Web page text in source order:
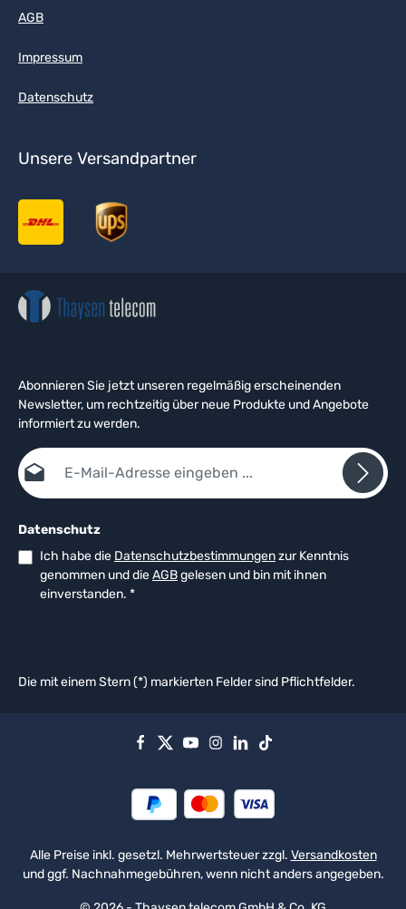
AGB
Impressum
Datenschutz
Unsere Versandpartner
Abonnieren Sie jetzt unseren regelmäßig erscheinenden
Newsletter, um rechtzeitig über neue Produkte und Angebote
informiert zu werden.
E-Mail-Adresse*
Datenschutz
Ich habe die Datenschutzbestimmungenzur Kenntnis
genommen und dieAGBgelesen und bin mit ihnen
einverstanden. *
Die mit einem Stern (*) markierten Felder sind Pflichtfelder.
Alle Preise inkl. gesetzl. Mehrwertsteuer zzgl. Versandkosten
und ggf. Nachnahmegebühren, wenn nicht anders angegeben.